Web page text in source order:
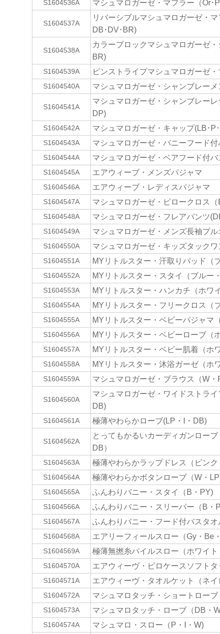
S1604536A マシュマロガーゼ・マフラー（Or･
S1604537A
リバーシブルマシュマロガーゼ・
DB･DV･BR)
S1604538A
カラーブロックマシュマロガーゼ
BR)
S1604539A ピンストライプマシュマロガーゼ
S1604540A マシュマロガーゼ・シャンブレー
S1604541A
マシュマロガーゼ・シャンブレー
DP)
S1604542A マシュマロガーゼ・キャップ(LB･P
S1604543A マシュマロガーゼ・バニーフード
S1604544A マシュマロガーゼ・ベアフード付
S1604545A エアウィーブ・メンズパジャマ
S1604546A エアウィーブ・レディスパジャマ
S1604547A マシュマロガーゼ・ピロークロス（
S1604548A マシュマロガーゼ・フレアパンツ
S1604549A マシュマロガーゼ・メンズ長袖プ
S1604550A マシュマロガーゼ・キッズタック
S1604551A MYリトルスター・汗取りパッド（
S1604552A MYリトルスター・スタイ（ブルー
S1604553A MYリトルスター・ハンカチ（ホワ
S1604554A MYリトルスター・フリークロス（
S1604555A MYリトルスター・ベビーパジャマ
S1604556A MYリトルスター・ベビーローブ（
S1604557A MYリトルスター・ベビー肌着（ホ
S1604558A MYリトルスター・沐浴ガーゼ（ホ
S1604559A マシュマロガーゼ・ブラウス（W・
S1604560A
マシュマロガーゼ・ワイドストラ
DB)
S1604561A 極薄やわらかローブ(LP・I・DB)
S1604562A
とってもかるいカーディガンロー
DB）
S1604563A 極薄やわらかラップドレス（ピン
S1604564A 極薄やわらかボタンローブ（W・
S1604565A ふんわりバニー・スタイ（B・PY)
S1604566A ふんわりバニー・スリーパー（B・
S1604567A ふんわりバニー・フード付バスタ
S1604568A エアリーフィールスロー（Gy・Be
S1604569A 極薄無撚糸パイルスロー（ホワイ
S1604570A エアウィーヴ・ピロケースソフト
S1604571A エアウィーヴ・タオルケット（ネ
S1604572A マシュマロタッチ・ショートロー
S1604573A マシュマロタッチ・ローブ（DB・
S1604574A マシュマロ・スロー（P・I・W)